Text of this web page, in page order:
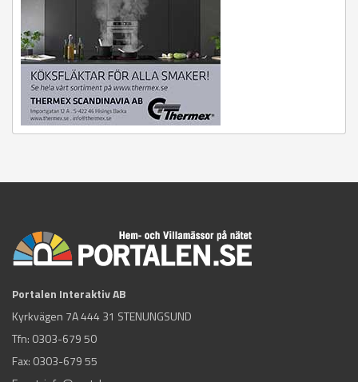
Portalen Interaktiv AB
Kyrkvägen 7A 444 31 STENUNGSUND
Tfn: 0303-679 50
Fax: 0303-679 55